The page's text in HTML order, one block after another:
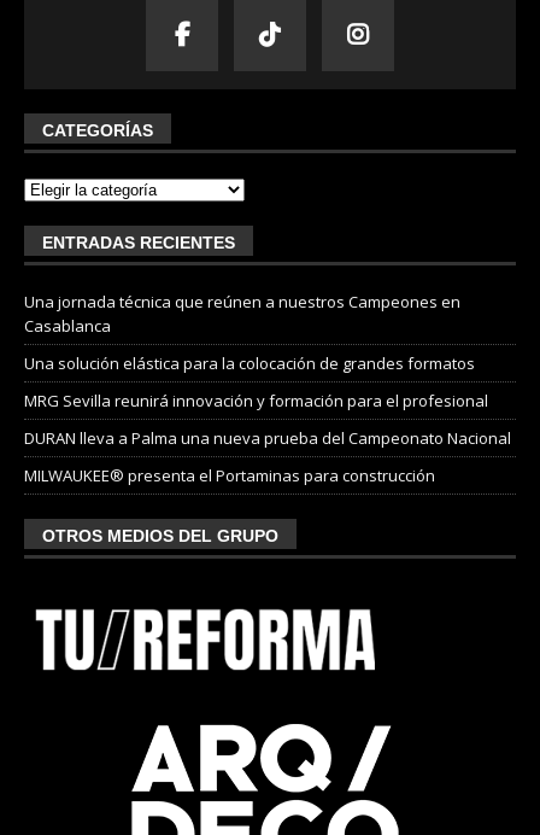
CATEGORÍAS
ENTRADAS RECIENTES
Una jornada técnica que reúnen a nuestros Campeones en
Casablanca
Una solución elástica para la colocación de grandes formatos
MRG Sevilla reunirá innovación y formación para el profesional
DURAN lleva a Palma una nueva prueba del Campeonato Nacional
MILWAUKEE® presenta el Portaminas para construcción
OTROS MEDIOS DEL GRUPO